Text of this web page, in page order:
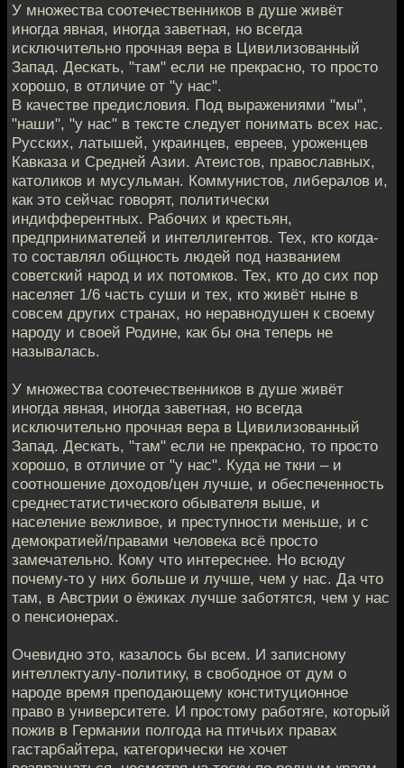
У множества соотечественников в душе живёт
иногда явная, иногда заветная, но всегда
исключительно прочная вера в Цивилизованный
Запад. Дескать, "там" если не прекрасно, то просто
хорошо, в отличие от "у нас".
В качестве предисловия. Под выражениями "мы",
"наши", "у нас" в тексте следует понимать всех нас.
Русских, латышей, украинцев, евреев, уроженцев
Кавказа и Средней Азии. Атеистов, православных,
католиков и мусульман. Коммунистов, либералов и,
как это сейчас говорят, политически
индифферентных. Рабочих и крестьян,
предпринимателей и интеллигентов. Тех, кто когда-
то составлял общность людей под названием
советский народ и их потомков. Тех, кто до сих пор
населяет 1/6 часть суши и тех, кто живёт ныне в
совсем других странах, но неравнодушен к своему
народу и своей Родине, как бы она теперь не
называлась.
У множества соотечественников в душе живёт
иногда явная, иногда заветная, но всегда
исключительно прочная вера в Цивилизованный
Запад. Дескать, "там" если не прекрасно, то просто
хорошо, в отличие от "у нас". Куда не ткни – и
соотношение доходов/цен лучше, и обеспеченность
среднестатистического обывателя выше, и
население вежливое, и преступности меньше, и с
демократией/правами человека всё просто
замечательно. Кому что интереснее. Но всюду
почему-то у них больше и лучше, чем у нас. Да что
там, в Австрии о ёжиках лучше заботятся, чем у нас
о пенсионерах.
Очевидно это, казалось бы всем. И записному
интеллектуалу-политику, в свободное от дум о
народе время преподающему конституционное
право в университете. И простому работяге, который
пожив в Германии полгода на птичьих правах
гастарбайтера, категорически не хочет